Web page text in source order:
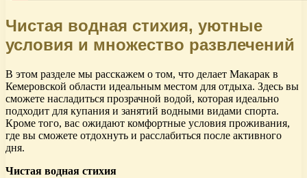
Чистая водная стихия, уютные
условия и множество развлечений
В этом разделе мы расскажем о том, что делает Макарак в
Кемеровской области идеальным местом для отдыха. Здесь вы
сможете насладиться прозрачной водой, которая идеально
подходит для купания и занятий водными видами спорта.
Кроме того, вас ожидают комфортные условия проживания,
где вы сможете отдохнуть и расслабиться после активного
дня.
Чистая водная стихия